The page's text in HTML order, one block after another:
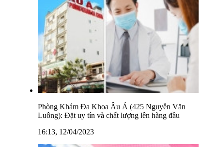
Phòng Khám Đa Khoa Âu Á (425 Nguyễn Văn
Luông): Đặt uy tín và chất lượng lên hàng đầu
16:13, 12/04/2023